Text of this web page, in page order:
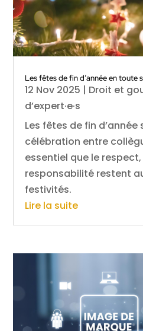
Les fêtes de fin d’année en toute
12 Nov 2025 | Droit et
d’expert·e·s
Les fêtes de fin
célébration entre
essentiel que le
responsabilité restent
festivités.
Lire la suite